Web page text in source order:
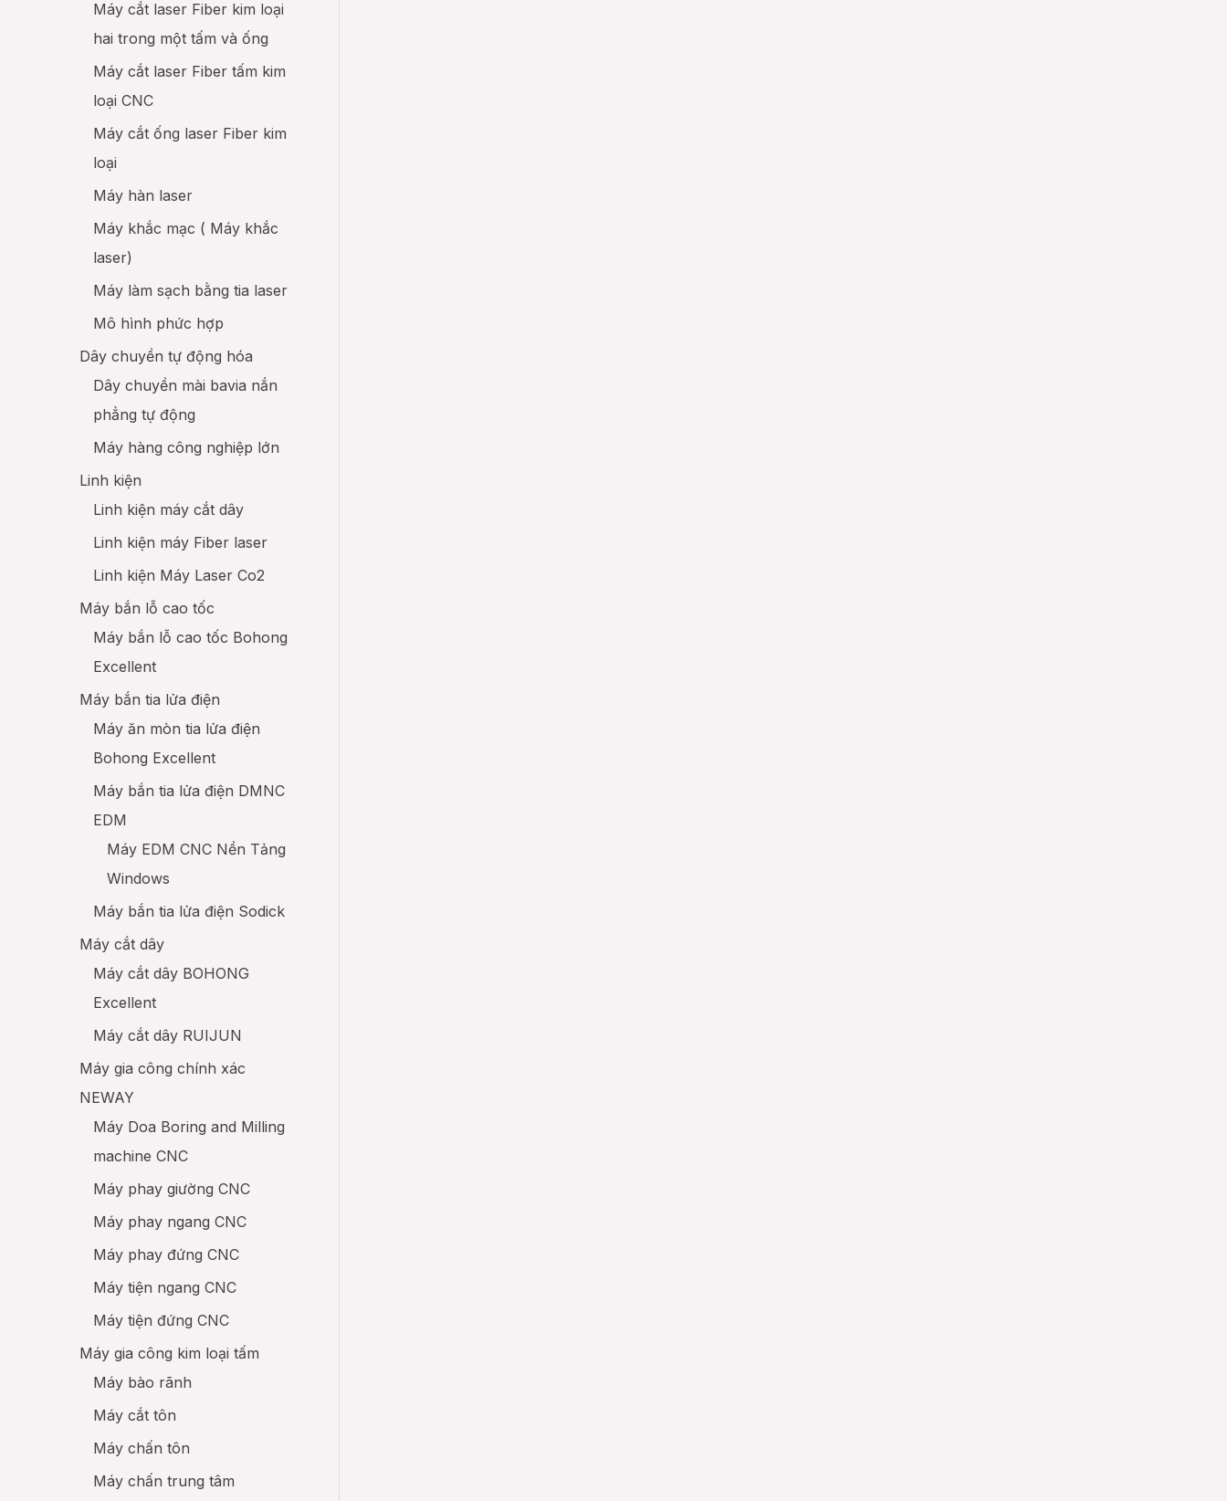
Máy cắt laser Fiber kim loại
hai trong một tấm và ống
Máy cắt laser Fiber tấm kim
loại CNC
Máy cắt ống laser Fiber kim
loại
Máy hàn laser
Máy khắc mạc ( Máy khắc
laser)
Máy làm sạch bằng tia laser
Mô hình phức hợp
Dây chuyền tự động hóa
Dây chuyền mài bavia nắn
phẳng tự động
Máy hàng công nghiệp lớn
Linh kiện
Linh kiện máy cắt dây
Linh kiện máy Fiber laser
Linh kiện Máy Laser Co2
Máy bắn lỗ cao tốc
Máy bắn lỗ cao tốc Bohong
Excellent
Máy bắn tia lửa điện
Máy ăn mòn tia lửa điện
Bohong Excellent
Máy bắn tia lửa điện DMNC
EDM
Máy EDM CNC Nền Tảng
Windows
Máy bắn tia lửa điện Sodick
Máy cắt dây
Máy cắt dây BOHONG
Excellent
Máy cắt dây RUIJUN
Máy gia công chính xác
NEWAY
Máy Doa Boring and Milling
machine CNC
Máy phay giường CNC
Máy phay ngang CNC
Máy phay đứng CNC
Máy tiện ngang CNC
Máy tiện đứng CNC
Máy gia công kim loại tấm
Máy bào rãnh
Máy cắt tôn
Máy chấn tôn
Máy chấn trung tâm